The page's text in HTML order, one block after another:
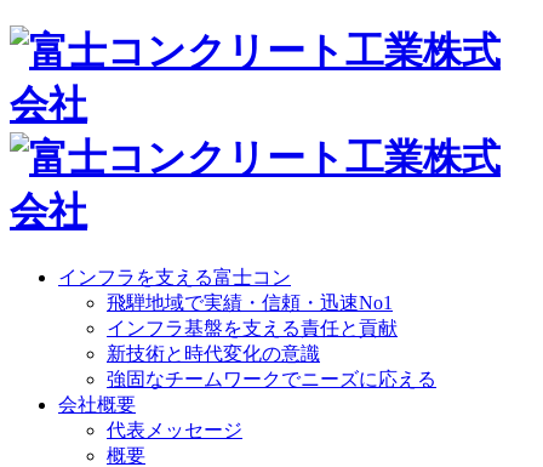
インフラを支える富士コン
飛騨地域で実績・信頼・迅速No1
インフラ基盤を支える責任と貢献
新技術と時代変化の意識
強固なチームワークでニーズに応える
会社概要
代表メッセージ
概要